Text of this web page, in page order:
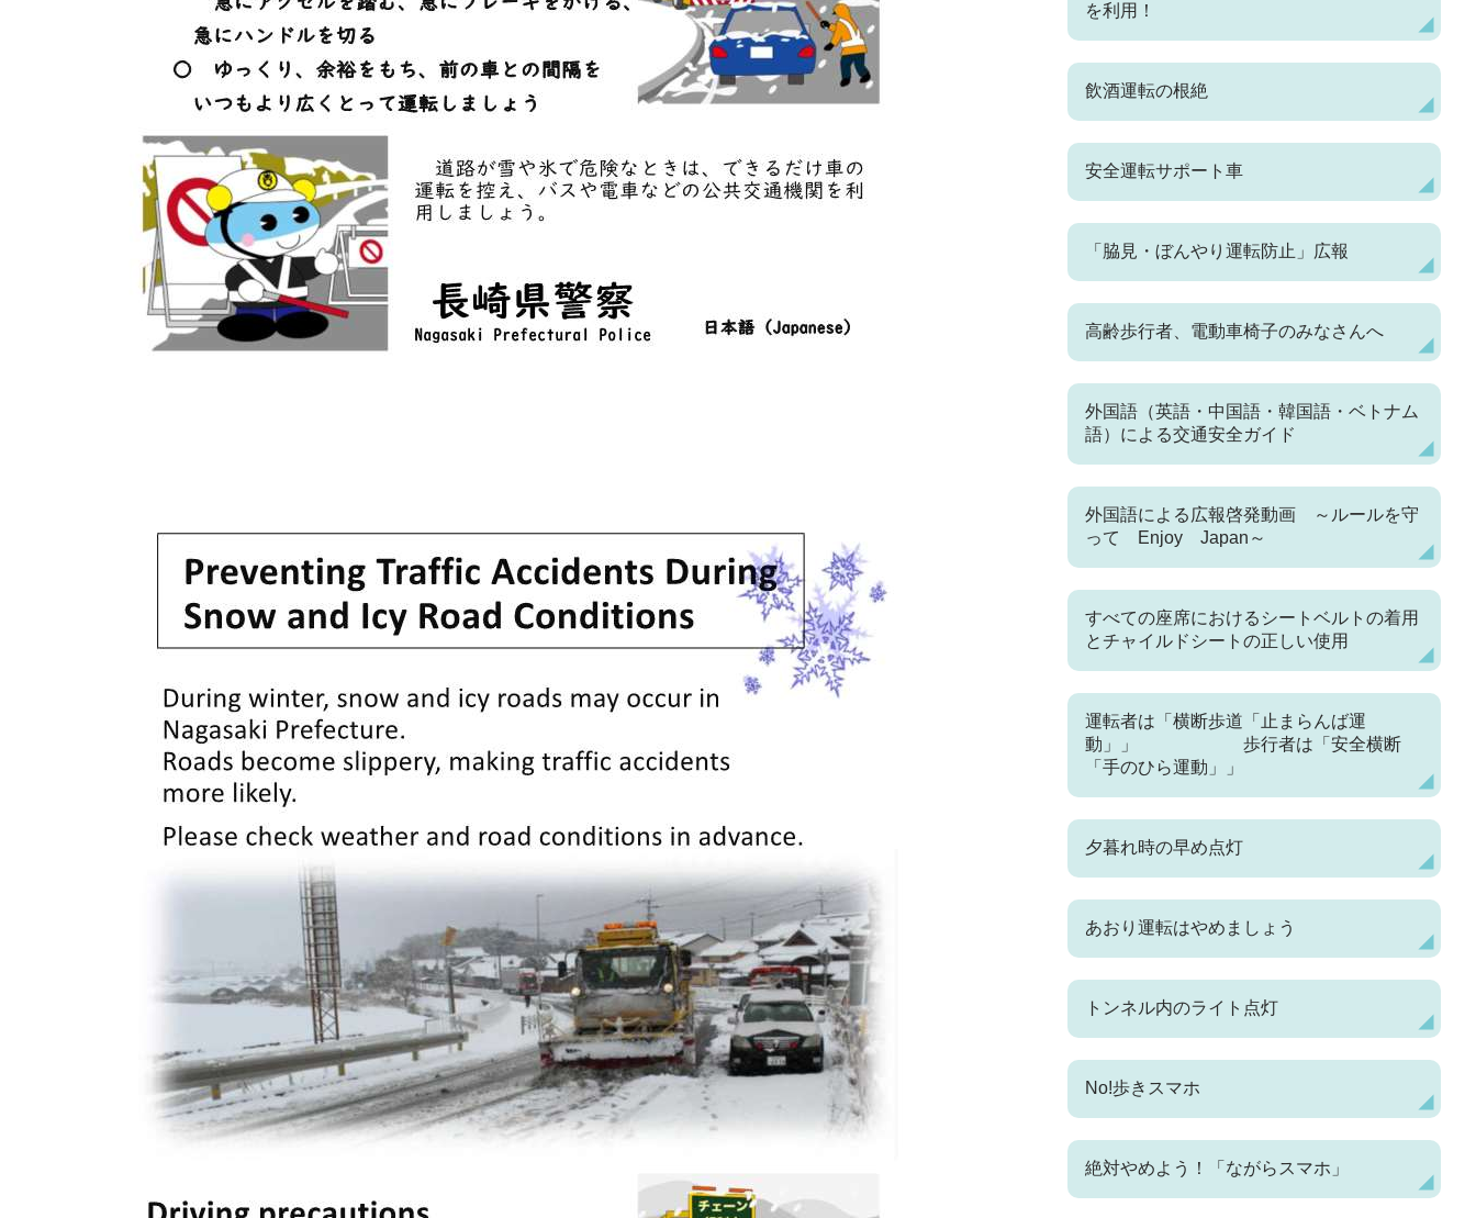
を利用！
飲酒運転の根絶
安全運転サポート車
「脇見・ぼんやり運転防止」広報
高齢歩行者、電動車椅子のみなさんへ
外国語（英語・中国語・韓国語・ベトナム
語）による交通安全ガイド
外国語による広報啓発動画 ～ルールを守
って Enjoy Japan～
すべての座席におけるシートベルトの着用
とチャイルドシートの正しい使用
運転者は「横断歩道「止まらんば運
動」」 歩行者は「安全横断
「手のひら運動」」
夕暮れ時の早め点灯
あおり運転はやめましょう
トンネル内のライト点灯
No!歩きスマホ
絶対やめよう！「ながらスマホ」